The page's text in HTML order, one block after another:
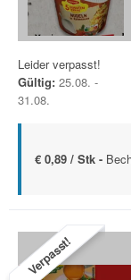
Leider verpasst!
Gültig: 25.08. -
31.08.
€ 0,89 / Stk -
Verpasst!